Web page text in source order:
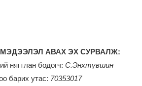
АВАХ ЭХ СУРВАЛЖ:
нягтлан бодогч: С.Энхтүвшин
барих утас: 70353017